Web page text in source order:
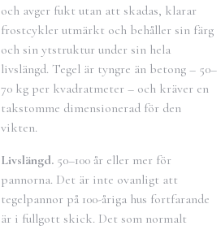
och avger fukt utan att skadas, klarar
frostcykler utmärkt och behåller sin färg
och sin ytstruktur under sin hela
livslängd. Tegel är tyngre än betong – 50–
70 kg per kvadratmeter – och kräver en
takstomme dimensionerad för den
vikten.
Livslängd. 50–100 år eller mer för
pannorna. Det är inte ovanligt att
tegelpannor på 100-åriga hus fortfarande
är i fullgott skick. Det som normalt